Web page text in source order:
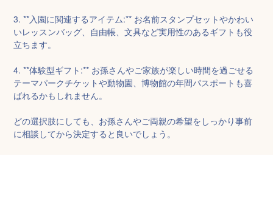
3. **入園に関連するアイテム:** お名前スタンプセットやかわい
いレッスンバッグ、自由帳、文具など実用性のあるギフトも役
立ちます。
4. **体験型ギフト:** お孫さんやご家族が楽しい時間を過ごせる
テーマパークチケットや動物園、博物館の年間パスポートも喜
ばれるかもしれません。
どの選択肢にしても、お孫さんやご両親の希望をしっかり事前
に相談してから決定すると良いでしょう。